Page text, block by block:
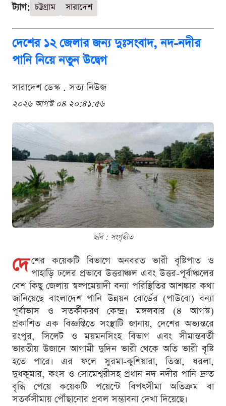
ট্যাগ: চট্টগ্রাম সারাদেশ
দেশের ১২ জেলার জন্য দুঃসংবাদ, নদ-নদীর
পানি নিয়ে নতুন উদ্বেগ
সারাদেশ ডেস্ক . সত্য নিউজ
২০২৬ আগস্ট ০৪ ২০:৪১:৫৬
ছবি : সংগৃহীত
দে শের কয়েকটি বিভাগে অনবরত ভারী বৃষ্টিপাত ও
পাহাড়ি ঢলের প্রভাবে উত্তরাঞ্চল এবং উত্তর-পূর্বাঞ্চলের
বেশ কিছু জেলায় স্বল্পমেয়াদী বন্যা পরিস্থিতির আশঙ্কার কথা
জানিয়েছে বাংলাদেশ পানি উন্নয়ন বোর্ডের (পাউবো) বন্যা
পূর্বাভাস ও সতর্কীকরণ কেন্দ্র। মঙ্গলবার (৪ আগস্ট)
প্রকাশিত এক বিজ্ঞপ্তিতে সংস্থাটি জানায়, দেশের অভ্যন্তরে
রংপুর, সিলেট ও ময়মনসিংহ বিভাগ এবং সীমান্তবর্তী
ভারতীয় উজানে আগামী দুদিন ভারী থেকে অতি ভারী বৃষ্টি
হতে পারে। এর ফলে সুরমা-কুশিয়ারা, তিস্তা, ধরলা,
দুধকুমার, কংস ও সোমেশ্বরীসহ প্রধান নদ-নদীর পানি দ্রুত
বৃদ্ধি পেয়ে কয়েকটি পয়েন্টে বিপৎসীমা অতিক্রম বা
সতর্কসীমায় পৌঁছানোর প্রবল সম্ভাবনা দেখা দিয়েছে।